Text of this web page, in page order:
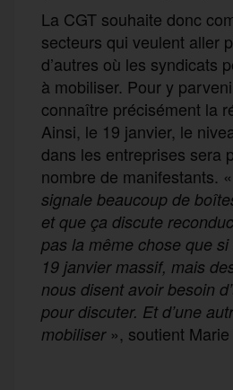
La CGT souhaite donc
secteurs qui veulent aller
d’autres où les syndicats
à mobiliser. Pour y
connaître précisément la
Ainsi, le 19 janvier, le
dans les entreprises sera
nombre de manifestants. «
signale beaucoup de
et que ça discute
pas la même chose que si
19 janvier massif, mais
nous disent avoir besoin
pour discuter. Et d’une
mobiliser », soutient